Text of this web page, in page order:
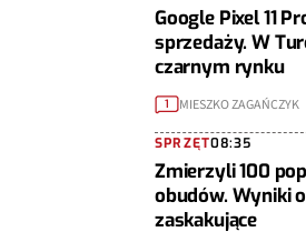
Google Pixel 11
sprzedaży. W
czarnym rynku
1 MIESZKO ZAGAŃCZYK
SPRZĘT08:35
Zmierzyli 100
obudów. Wyniki
zaskakujące